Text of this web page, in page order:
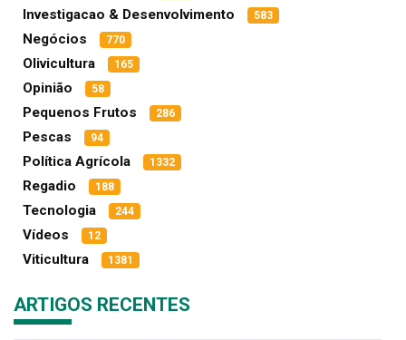
Investigacao & Desenvolvimento 583
Negócios 770
Olivicultura 165
Opinião 58
Pequenos Frutos 286
Pescas 94
Política Agrícola 1332
Regadio 188
Tecnologia 244
Vídeos 12
Viticultura 1381
ARTIGOS RECENTES